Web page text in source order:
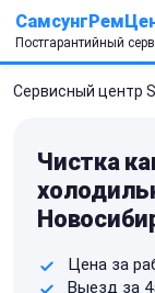
Постгарантийный
Сервисный центр
Чистка
Цена за
Выезд за